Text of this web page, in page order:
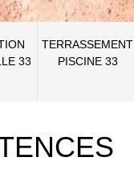
33
TERRASSEMENT
PISCINE 33